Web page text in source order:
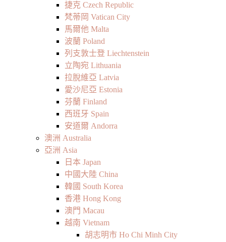
捷克 Czech Republic
梵蒂岡 Vatican City
馬爾他 Malta
波蘭 Poland
列支敦士登 Liechtenstein
立陶宛 Lithuania
拉脫維亞 Latvia
愛沙尼亞 Estonia
芬蘭 Finland
西班牙 Spain
安道爾 Andorra
澳洲 Australia
亞洲 Asia
日本 Japan
中國大陸 China
韓國 South Korea
香港 Hong Kong
澳門 Macau
越南 Vietnam
胡志明市 Ho Chi Minh City